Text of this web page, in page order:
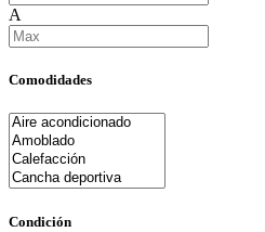
A
Comodidades
Condición